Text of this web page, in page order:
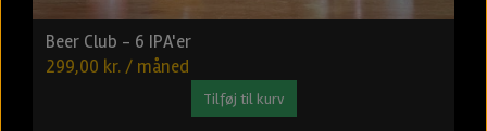
Beer Club - 6 IPA'er
299,00 kr. / måned
Tilføj til kurv